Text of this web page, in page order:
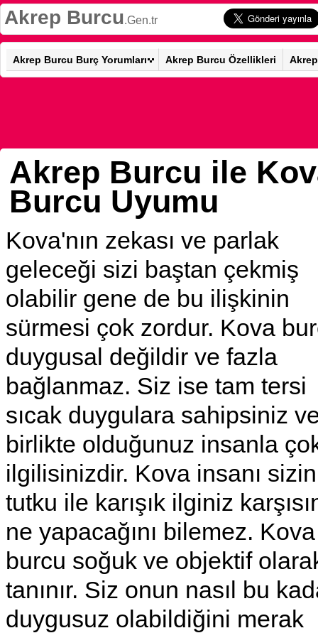
Akrep Burcu.Gen.tr
Akrep Burcu Burç Yorumları Akrep Burcu Özellikleri
Akrep Burcu ile
Burcu Uyumu
Kova'nın zekası ve parlak
geleceği sizi baştan çekmiş
olabilir gene de bu ilişkinin
sürmesi çok zordur. Kova
duygusal değildir ve fazla
bağlanmaz. Siz ise tam tersi
sıcak duygulara sahipsiniz
birlikte olduğunuz insanla
ilgilisinizdir. Kova insanı
tutku ile karışık ilginiz
ne yapacağını bilemez. Kova
burcu soğuk ve objektif
tanınır. Siz onun nasıl bu
duygusuz olabildiğini merak